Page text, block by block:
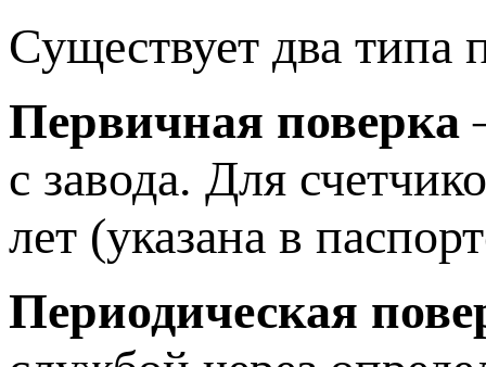
Существует два типа
Первичная поверка
с завода. Для
лет (указана в
Периодическая